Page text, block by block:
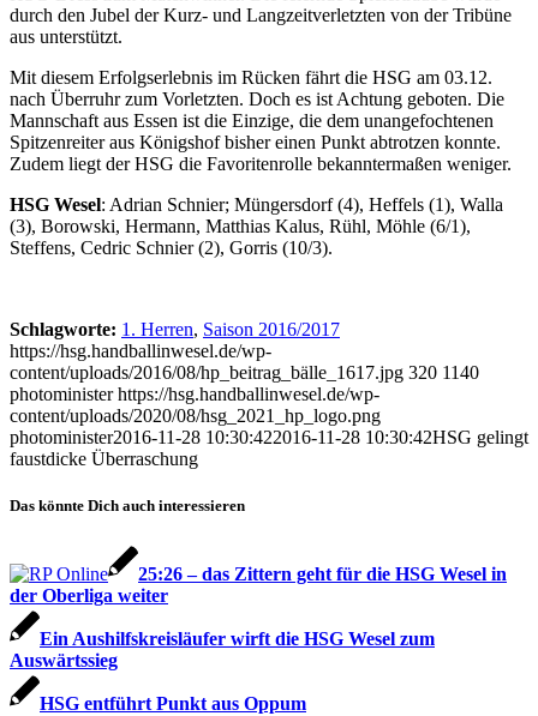
durch den Jubel der Kurz- und Langzeitverletzten von der Tribüne
aus unterstützt.
Mit diesem Erfolgserlebnis im Rücken fährt die HSG am 03.12.
nach Überruhr zum Vorletzten. Doch es ist Achtung geboten. Die
Mannschaft aus Essen ist die Einzige, die dem unangefochtenen
Spitzenreiter aus Königshof bisher einen Punkt abtrotzen konnte.
Zudem liegt der HSG die Favoritenrolle bekanntermaßen weniger.
HSG Wesel: Adrian Schnier; Müngersdorf (4), Heffels (1), Walla
(3), Borowski, Hermann, Matthias Kalus, Rühl, Möhle (6/1),
Steffens, Cedric Schnier (2), Gorris (10/3).
Schlagworte: 1. Herren, Saison 2016/2017
https://hsg.handballinwesel.de/wp-
content/uploads/2016/08/hp_beitrag_bälle_1617.jpg 320 1140
photominister https://hsg.handballinwesel.de/wp-
content/uploads/2020/08/hsg_2021_hp_logo.png
photominister2016-11-28 10:30:422016-11-28 10:30:42HSG gelingt
faustdicke Überraschung
Das könnte Dich auch interessieren
25:26 – das Zittern geht für die HSG Wesel in
der Oberliga weiter
Ein Aushilfskreisläufer wirft die HSG Wesel zum
Auswärtssieg
HSG entführt Punkt aus Oppum